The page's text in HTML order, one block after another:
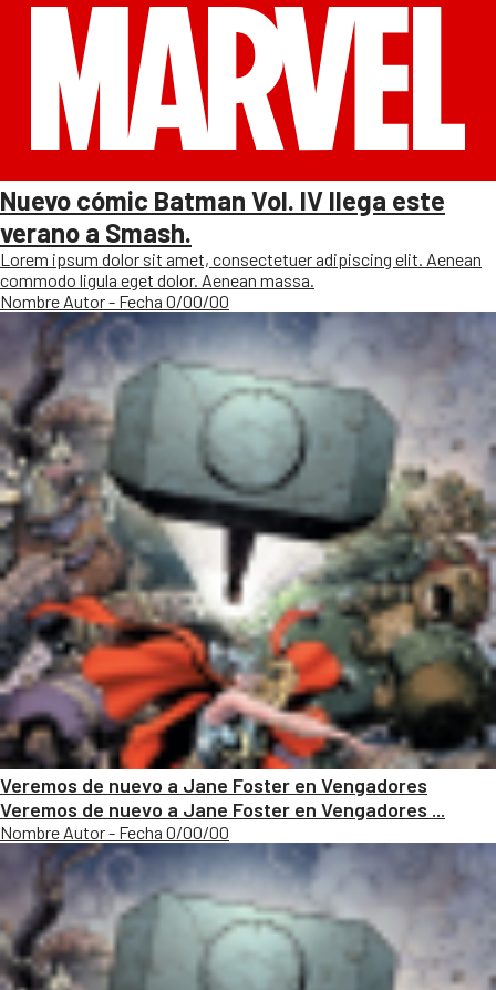
Nuevo cómic Batman Vol. IV llega este
verano a Smash.
Lorem ipsum dolor sit amet, consectetuer adipiscing elit. Aenean
commodo ligula eget dolor. Aenean massa.
Nombre Autor - Fecha 0/00/00
Veremos de nuevo a Jane Foster en Vengadores
Veremos de nuevo a Jane Foster en Vengadores ...
Nombre Autor - Fecha 0/00/00